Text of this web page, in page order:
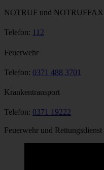
NOTRUF und NOTRUFFAX
Telefon: 112
Feuerwehr
Telefon: 0371 488 3701
Krankentransport
Telefon: 0371 19222
Feuerwehr und Rettungsdienst